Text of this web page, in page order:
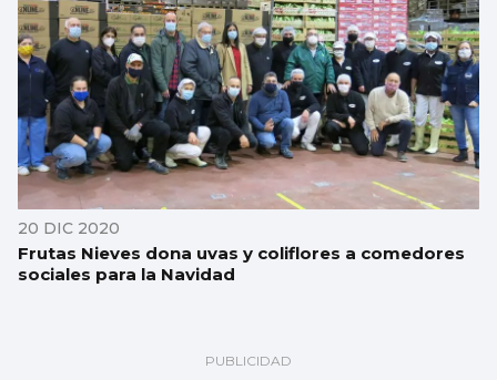
20 DIC 2020
Frutas Nieves dona uvas y coliflores a comedores
sociales para la Navidad